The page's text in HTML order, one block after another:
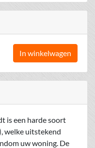
In winkelwagen
is een harde soort
welke uitstekend
uw woning. De